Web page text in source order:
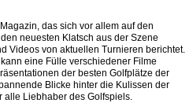
das sich vor allem auf den
neuesten Klatsch aus der Szene
Videos von aktuellen Turnieren berichtet.
eine Fülle verschiedener Filme
der besten Golfplätze der
Blicke hinter die Kulissen der
alle Liebhaber des Golfspiels.